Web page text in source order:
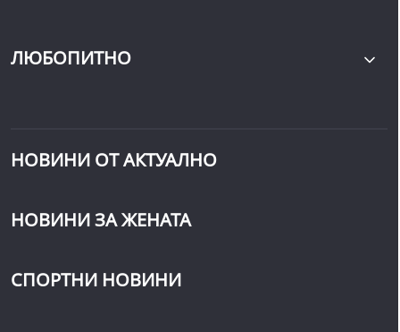
ЛЮБОПИТНО
НОВИНИ ОТ АКТУАЛНО
НОВИНИ ЗА ЖЕНАТА
СПОРТНИ НОВИНИ